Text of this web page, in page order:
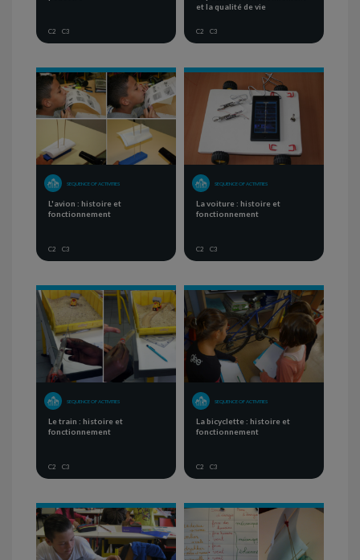
C2 C3
et la qualité de vie
C2 C3
SEQUENCE OF ACTIVITIES
L'avion : histoire et
fonctionnement
C2 C3
SEQUENCE OF ACTIVITIES
La voiture : histoire et
fonctionnement
C2 C3
SEQUENCE OF ACTIVITIES
Le train : histoire et
fonctionnement
C2 C3
SEQUENCE OF ACTIVITIES
La bicyclette : histoire et
fonctionnement
C2 C3